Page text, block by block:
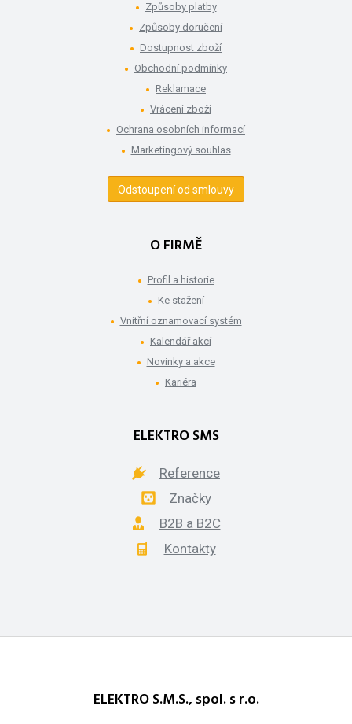
Způsoby platby
Způsoby doručení
Dostupnost zboží
Obchodní podmínky
Reklamace
Vrácení zboží
Ochrana osobních informací
Marketingový souhlas
Odstoupení od smlouvy
O FIRMĚ
Profil a historie
Ke stažení
Vnitřní oznamovací systém
Kalendář akcí
Novinky a akce
Kariéra
ELEKTRO SMS
Reference
Značky
B2B a B2C
Kontakty
ELEKTRO S.M.S., spol. s r.o.